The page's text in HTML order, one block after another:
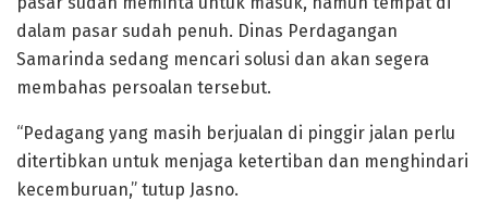
dalam pasar sudah penuh. Dinas Perdagangan
Samarinda sedang mencari solusi dan akan segera
membahas persoalan tersebut.
“Pedagang yang masih berjualan di pinggir jalan perlu
ditertibkan untuk menjaga ketertiban dan menghindari
kecemburuan,” tutup Jasno.